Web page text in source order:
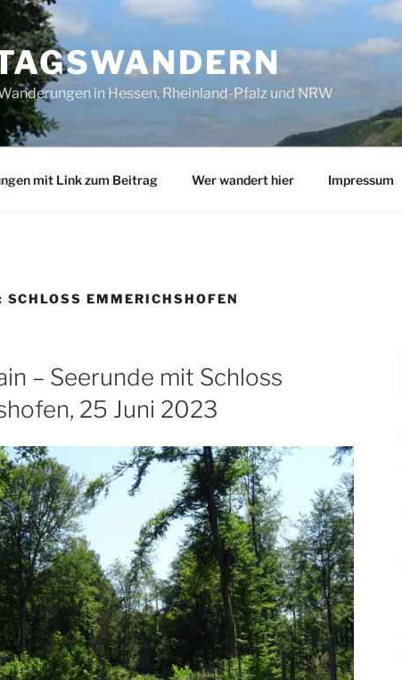
in Hessen, Rheinland-Pfalz und NRW
mit Link zum Beitrag Wer wandert hier Impressum
SCHLOSS EMMERICHSHOFEN
– Seerunde mit Schloss
25 Juni 2023